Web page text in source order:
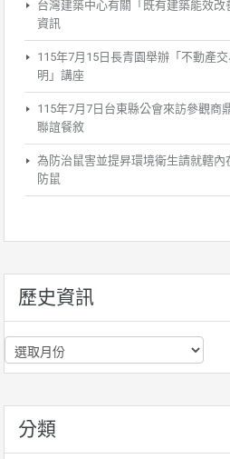
台灣建築中心有關「既有建築能效
資訊
115年7月15日長青園舉辦「不動產
明」講座
115年7月7日台東縣公會來訪參觀商
聯誼餐敘
為防治鼠害並提昇環境衛生請就轄
防鼠
歷史資訊
歷
史
分類